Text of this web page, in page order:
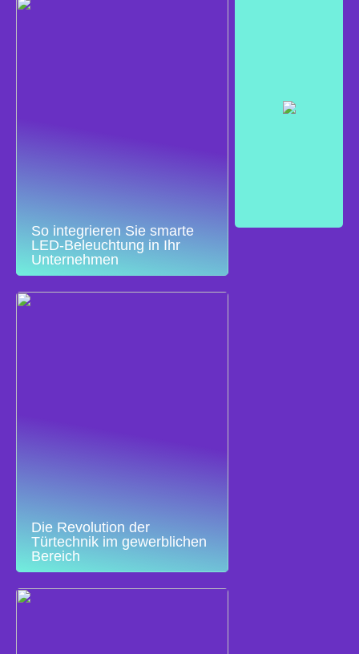
So integrieren Sie smarte
LED-Beleuchtung in Ihr
Unternehmen
Die Revolution der
Türtechnik im gewerblichen
Bereich